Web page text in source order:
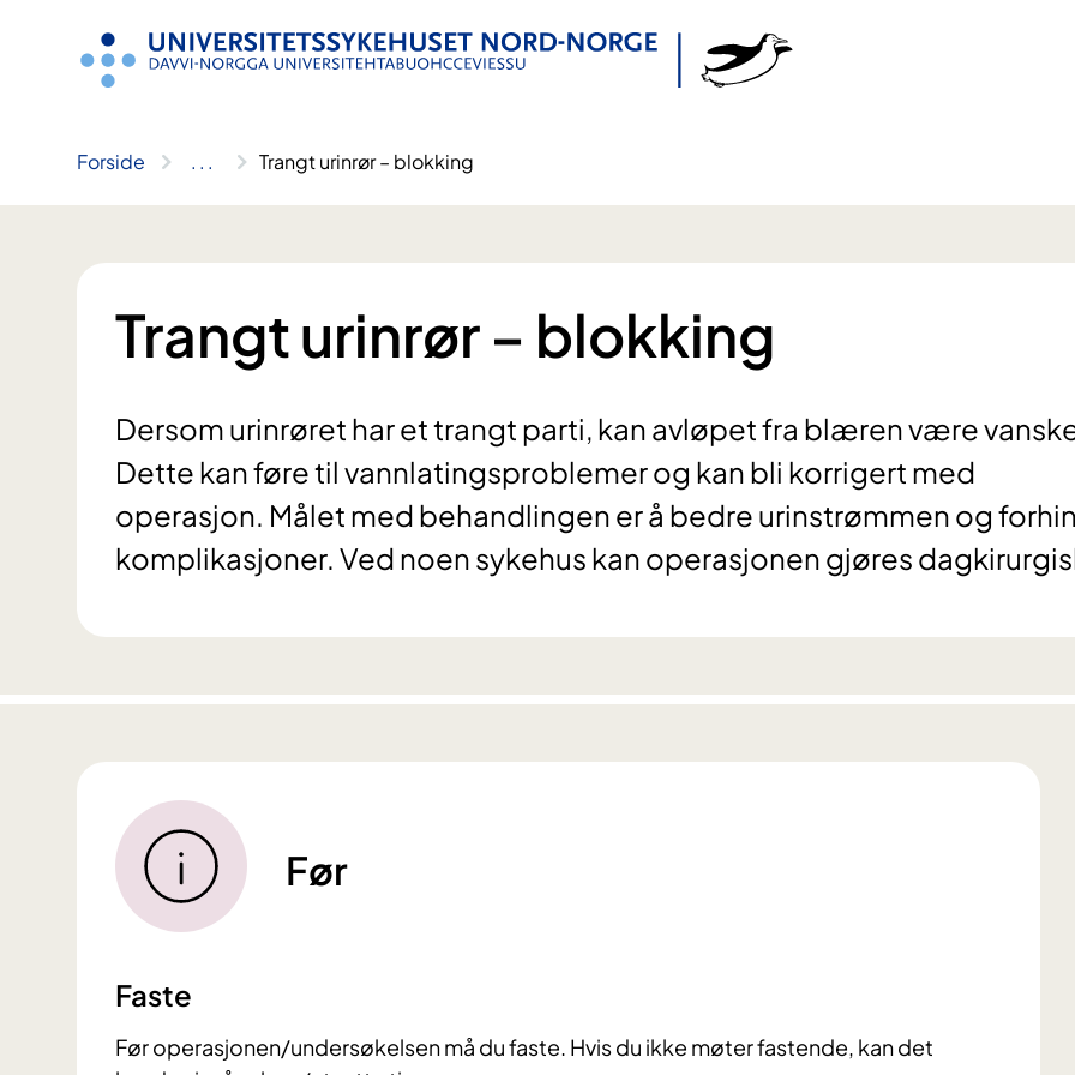
Forside .. . Trangt urinrør – blokking
Trangt urinrør – blokking
Dersom urinrøret har et trangt parti, kan avløpet fra blæren være
Dette kan føre til vannlatingsproblemer og kan bli korrigert med
operasjon. Målet med behandlingen er å bedre urinstrømmen og
komplikasjoner. Ved noen sykehus kan operasjonen gjøres
Før
Faste
​Før operasjonen/undersøkelsen må du faste. Hvis du ikke møter fastende, kan det